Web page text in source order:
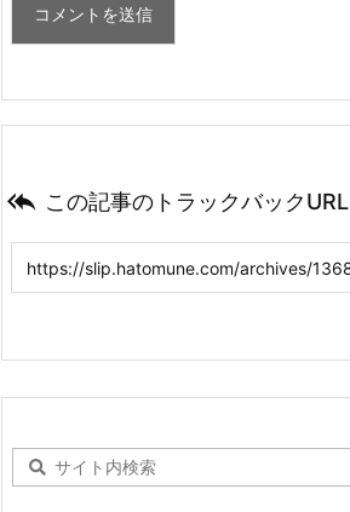
 この記事のトラックバックURL